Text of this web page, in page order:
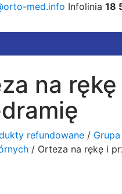
med.info Infolinia 18
na rękę
refundowane /
/ Orteza na rękę i